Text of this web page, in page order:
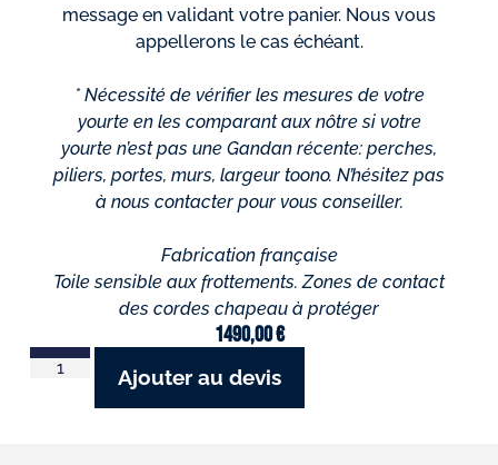
message en validant votre panier. Nous vous
appellerons le cas échéant.
* Nécessité de vérifier les mesures de votre
yourte en les comparant aux nôtre si votre
yourte n’est pas une Gandan récente: perches,
piliers, portes, murs, largeur toono. N’hésitez pas
à nous contacter pour vous conseiller.
Fabrication française
Toile sensible aux frottements. Zones de contact
des cordes chapeau à protéger
1490,00€
Ajouter au devis